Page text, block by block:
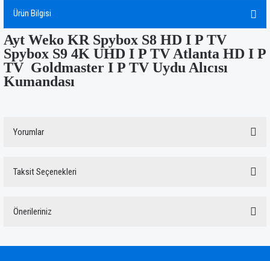
Ürün Bilgisi
Ayt Weko KR Spybox S8 HD I P TV
Spybox S9 4K UHD I P TV Atlanta HD I P
TV Goldmaster I P TV Uydu Alıcısı
Kumandası
Yorumlar
Taksit Seçenekleri
Önerileriniz